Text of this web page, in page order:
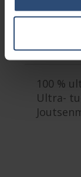
100 %
Ultra-